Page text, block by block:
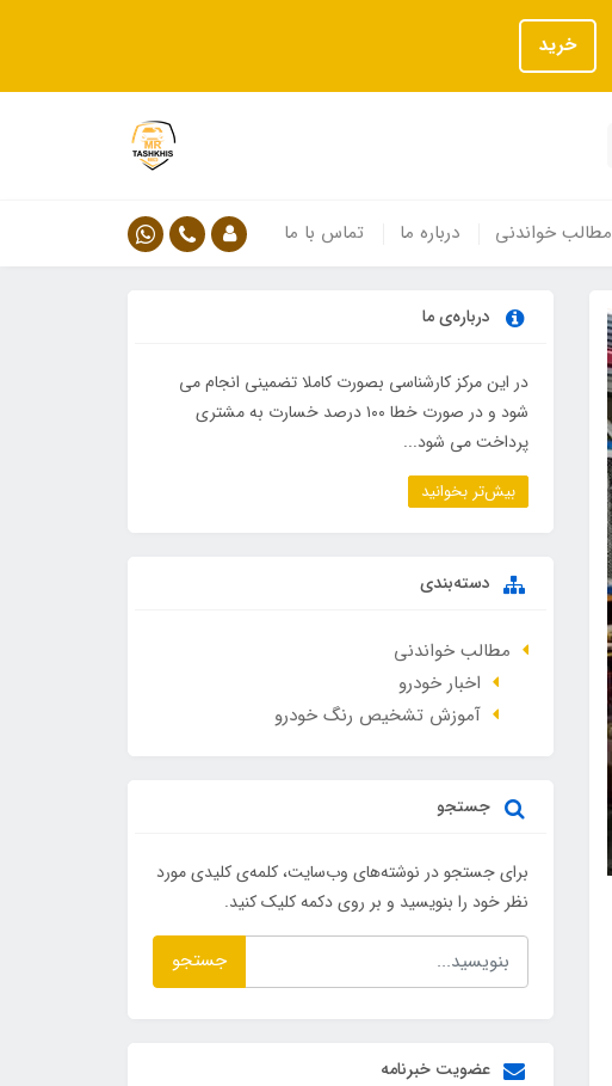
خرید
مطالب خواندنی درباره ما تماس با ما
درباره‌ی ما
در این مرکز کارشناسی بصورت کاملا تضمینی انجام می
شود و در صورت خطا ۱۰۰ درصد خسارت به مشتری
پرداخت می شود...
بیش‌تر بخوانید
دسته‌بندی
مطالب خواندنی
اخبار خودرو
آموزش تشخیص رنگ خودرو
جستجو
برای جستجو در نوشته‌های وب‌سایت، کلمه‌ی کلیدی مورد
نظر خود را بنویسید و بر روی دکمه کلیک کنید.
جستجو
عضویت خبرنامه